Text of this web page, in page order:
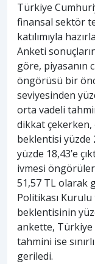
Türkiye
finansal sektör
katılımıyla
Anketi
göre, piyasanın
öngörüsü bir
seviyesinden
orta vadeli
dikkat çekerken,
beklentisi yüzde
yüzde 18,43’e
ivmesi
51,57 TL olarak
Politikası
beklentisinin
ankette, Türkiye
tahmini ise
geriledi.